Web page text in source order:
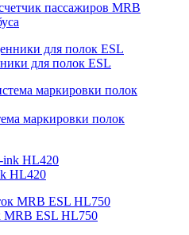
пассажиров MRB
для полок ESL
маркировки полок
HL420
MRB ESL HL750